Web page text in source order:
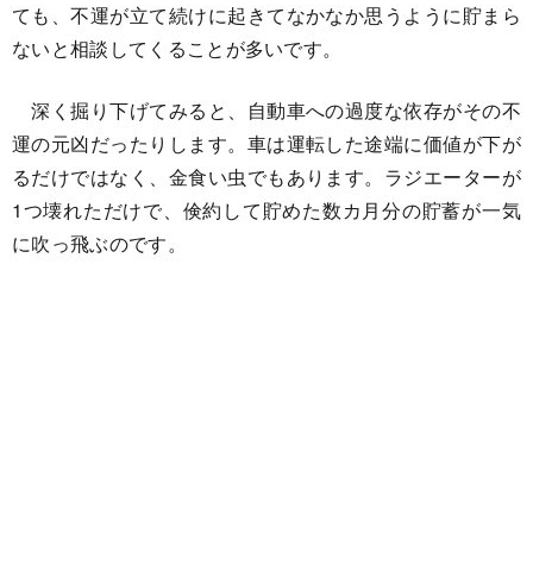
ても、不運が立て続けに起きてなかなか思うように貯まら
ないと相談してくることが多いです。
深く掘り下げてみると、自動車への過度な依存がその不
運の元凶だったりします。車は運転した途端に価値が下が
るだけではなく、金食い虫でもあります。ラジエーターが
1つ壊れただけで、倹約して貯めた数カ月分の貯蓄が一気
に吹っ飛ぶのです。